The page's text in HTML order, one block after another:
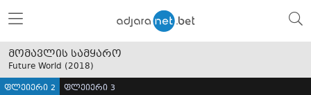
მომავლის სამყარო
Future World (2018)
ფლეიერი 2 ფლეიერი 3